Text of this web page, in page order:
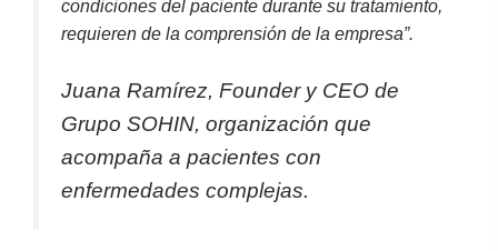
condiciones del paciente durante su tratamiento,
requieren de la comprensión de la empresa”.
Juana Ramírez, Founder y CEO de
Grupo SOHIN, organización que
acompaña a pacientes con
enfermedades complejas.